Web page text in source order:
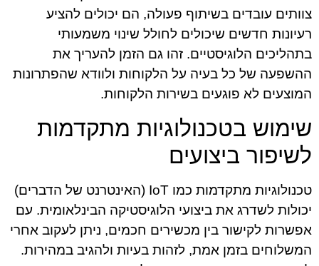
צוותים עובדים בשיתוף פעולה, הם יכולים להציע
רעיונות חדשים שיכולים לחולל שינוי משמעותי
בתהליכים הלוגיסטיים. זהו גם הזמן להעריך את
ההשפעה של כל בעיה על הלקוחות ולוודא שהפתרונות
המוצעים לא פוגעים בשירות הלקוחות.
שימוש בטכנולוגיות מתקדמות
לשיפור ביצועים
טכנולוגיות מתקדמות כמו IoT (האינטרנט של הדברים)
יכולות לשדרג את ביצועי הלוגיסטיקה הבינלאומית. עם
אפשרות לקישור בין מכשירים חכמים, ניתן לעקוב אחרי
המשלוחים בזמן אמת, לזהות בעיות ולהגיב במהירות.